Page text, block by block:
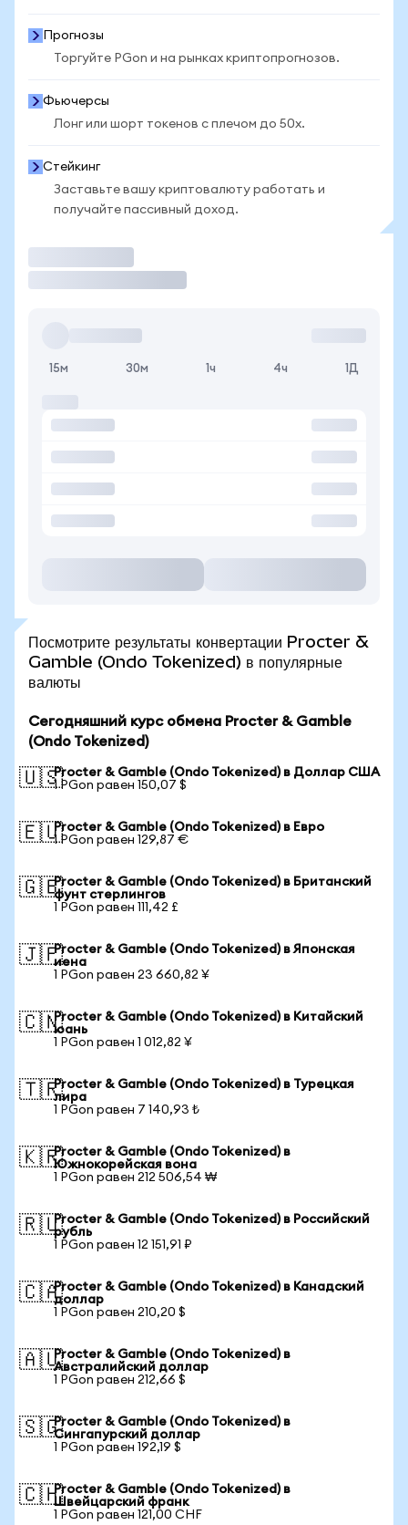
Прогнозы
Торгуйте PGon и на рынках криптопрогнозов.
Фьючерсы
Лонг или шорт токенов с плечом до 50x.
Стейкинг
Заставьте вашу криптовалюту работать и
получайте пассивный доход.
15м 30м 1ч 4ч 1Д
Посмотрите результаты конвертации Procter &
Gamble (Ondo Tokenized) в популярные
валюты
Сегодняшний курс обмена Procter & Gamble
(Ondo Tokenized)
🇺🇸Procter & Gamble (Ondo Tokenized) в Доллар США
1 PGon равен 150,07 $
🇪🇺Procter & Gamble (Ondo Tokenized) в Евро
1 PGon равен 129,87 €
🇬🇧Procter & Gamble (Ondo Tokenized) в Британский
фунт стерлингов
1 PGon равен 111,42 £
🇯🇵Procter & Gamble (Ondo Tokenized) в Японская
иена
1 PGon равен 23 660,82 ¥
🇨🇳Procter & Gamble (Ondo Tokenized) в Китайский
юань
1 PGon равен 1 012,82 ¥
🇹🇷Procter & Gamble (Ondo Tokenized) в Турецкая
лира
1 PGon равен 7 140,93 ₺
🇰🇷Procter & Gamble (Ondo Tokenized) в
Южнокорейская вона
1 PGon равен 212 506,54 ₩
🇷🇺Procter & Gamble (Ondo Tokenized) в Российский
рубль
1 PGon равен 12 151,91 ₽
🇨🇦Procter & Gamble (Ondo Tokenized) в Канадский
доллар
1 PGon равен 210,20 $
🇦🇺Procter & Gamble (Ondo Tokenized) в
Австралийский доллар
1 PGon равен 212,66 $
🇸🇬Procter & Gamble (Ondo Tokenized) в
Сингапурский доллар
1 PGon равен 192,19 $
🇨🇭Procter & Gamble (Ondo Tokenized) в
Швейцарский франк
1 PGon равен 121,00 CHF